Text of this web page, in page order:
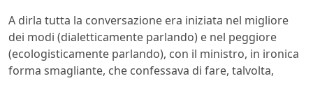
A dirla tutta la conversazione era iniziata nel migliore
dei modi (dialetticamente parlando) e nel peggiore
(ecologisticamente parlando), con il ministro, in ironica
forma smagliante, che confessava di fare, talvolta,